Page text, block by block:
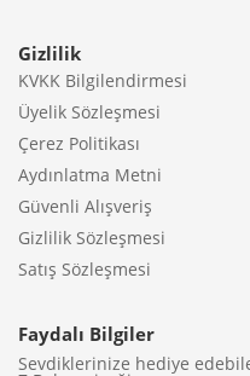
Gizlilik
KVKK Bilgilendirmesi
Üyelik Sözleşmesi
Çerez Politikası
Aydınlatma Metni
Güvenli Alışveriş
Gizlilik Sözleşmesi
Satış Sözleşmesi
Faydalı Bilgiler
Sevdiklerinize hediye